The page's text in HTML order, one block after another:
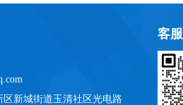
新城街道玉清社区光电路
客